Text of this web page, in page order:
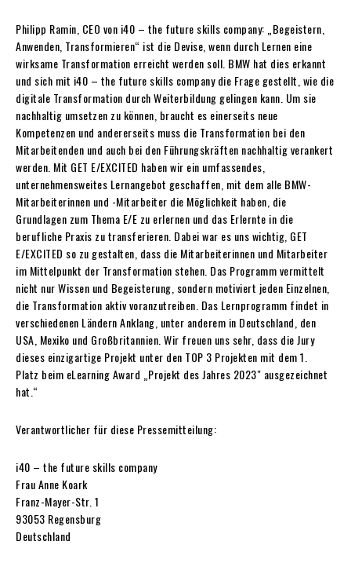
Philipp Ramin, CEO von i40 – the future skills company: „Begeistern,
Anwenden, Transformieren“ ist die Devise, wenn durch Lernen eine
wirksame Transformation erreicht werden soll. BMW hat dies erkannt
und sich mit i40 – the future skills company die Frage gestellt, wie die
digitale Transformation durch Weiterbildung gelingen kann. Um sie
nachhaltig umsetzen zu können, braucht es einerseits neue
Kompetenzen und andererseits muss die Transformation bei den
Mitarbeitenden und auch bei den Führungskräften nachhaltig verankert
werden. Mit GET E/EXCITED haben wir ein umfassendes,
unternehmensweites Lernangebot geschaffen, mit dem alle BMW-
Mitarbeiterinnen und -Mitarbeiter die Möglichkeit haben, die
Grundlagen zum Thema E/E zu erlernen und das Erlernte in die
berufliche Praxis zu transferieren. Dabei war es uns wichtig, GET
E/EXCITED so zu gestalten, dass die Mitarbeiterinnen und Mitarbeiter
im Mittelpunkt der Transformation stehen. Das Programm vermittelt
nicht nur Wissen und Begeisterung, sondern motiviert jeden Einzelnen,
die Transformation aktiv voranzutreiben. Das Lernprogramm findet in
verschiedenen Ländern Anklang, unter anderem in Deutschland, den
USA, Mexiko und Großbritannien. Wir freuen uns sehr, dass die Jury
dieses einzigartige Projekt unter den TOP 3 Projekten mit dem 1.
Platz beim eLearning Award „Projekt des Jahres 2023″ ausgezeichnet
hat.“
Verantwortlicher für diese Pressemitteilung:
i40 – the future skills company
Frau Anne Koark
Franz-Mayer-Str. 1
93053 Regensburg
Deutschland